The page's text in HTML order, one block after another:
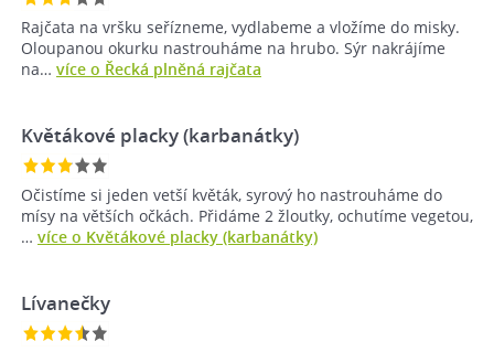
Rajčata na vršku seřízneme, vydlabeme a vložíme do misky.
Oloupanou okurku nastrouháme na hrubo. Sýr nakrájíme
na… více o Řecká plněná rajčata
Květákové placky (karbanátky)
Očistíme si jeden vetší květák, syrový ho nastrouháme do
mísy na větších očkách. Přidáme 2 žloutky, ochutíme vegetou,
… více o Květákové placky (karbanátky)
Lívanečky